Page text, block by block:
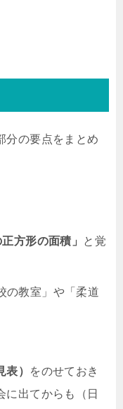
分の要点をまとめ
方形の面積」
と覚
の教室」や「柔道
）
をのせておき
に出てからも（日